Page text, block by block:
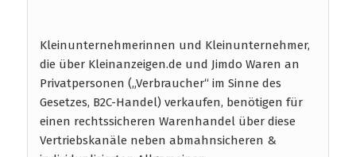
Kleinunternehmerinnen und Kleinunternehmer,
die über Kleinanzeigen.de und Jimdo Waren an
Privatpersonen („Verbraucher“ im Sinne des
Gesetzes, B2C-Handel) verkaufen, benötigen für
einen rechtssicheren Warenhandel über diese
Vertriebskanäle neben abmahnsicheren &